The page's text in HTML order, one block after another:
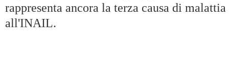
rappresenta ancora la terza causa di
all'INAIL.